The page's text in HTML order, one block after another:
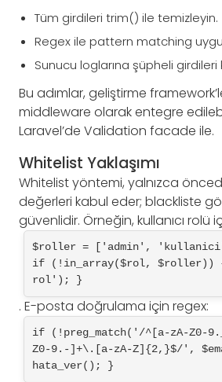
Tüm girdileri trim() ile temizleyin.
Regex ile pattern matching
Sunucu loglarına şüpheli girdileri
Bu adımlar, geliştirme
middleware olarak entegre
Laravel’de Validation facade ile.
Whitelist Yaklaşımı
Whitelist yöntemi, yalnızca
değerleri kabul eder; blackliste
güvenlidir. Örneğin, kullanıcı rolü
$roller = ['admin',
if (!in_array($rol, $roller)) {
rol'); }
. E-posta doğrulama için regex:
if (!preg_match('/^[a-zA-Z0-
Z0-9.-]+\.[a-zA-Z]{2,}$/',
hata_ver(); }